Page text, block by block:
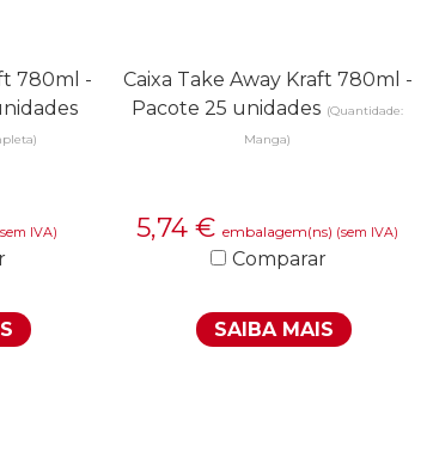
780ml -
IVA)
Caixa Take Away Kraft 780ml -
Pacote 25 unidades (Quantidade:
Manga)
5,74 € embalagem(ns) (sem IVA)
Comparar
SAIBA MAIS